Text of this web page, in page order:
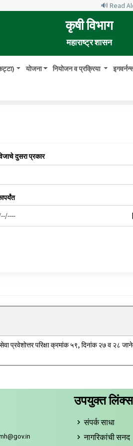
🔊 Read
कृषी विभाग
महाराष्ट्र शासन
योजना नियोजन व प्रक्रिया
दुसरा प्रकार
प्रवेशोत्तर परिक्षा क्रमांक ५९, दिनांक २७ व २८
उपयुक्त लिंक्स
संपर्क साधा
नागरिकांची सनद